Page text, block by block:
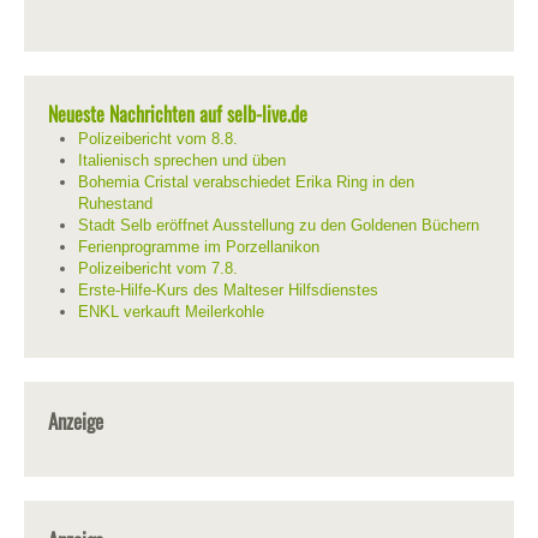
Neueste Nachrichten auf selb-live.de
Polizeibericht vom 8.8.
Italienisch sprechen und üben
Bohemia Cristal verabschiedet Erika Ring in den
Ruhestand
Stadt Selb eröffnet Ausstellung zu den Goldenen Büchern
Ferienprogramme im Porzellanikon
Polizeibericht vom 7.8.
Erste-Hilfe-Kurs des Malteser Hilfsdienstes
ENKL verkauft Meilerkohle
Anzeige